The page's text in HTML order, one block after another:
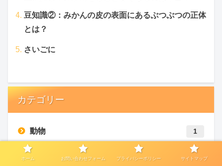
豆知識②：みかんの皮の表面にあるぶつぶつの正体
とは？
さいごに
カテゴリー
動物 1
政治家 1
ホーム お問い合わせフォーム プライバシーポリシー サイトマップ